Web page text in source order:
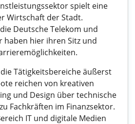
spielt eine
Wirtschaft der Stadt.
Deutsche Telekom und
haben hier ihren Sitz und
Tätigkeitsbereiche äußerst
reichen von kreativen
und Design über technische
Fachkräften im Finanzsektor.
IT und digitale Medien